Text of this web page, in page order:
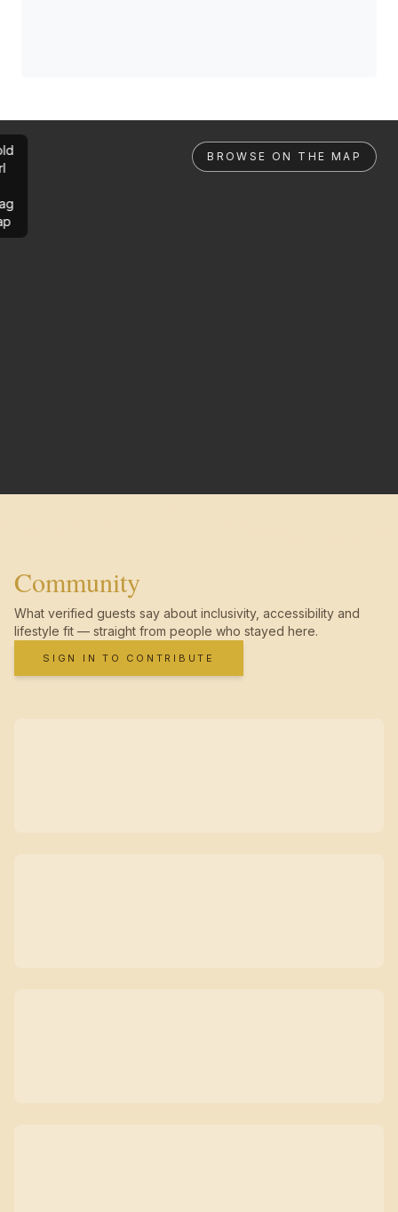
BROWSE ON THE MAP
Community
What verified guests say about inclusivity, accessibility and
lifestyle fit — straight from people who stayed here.
SIGN IN TO CONTRIBUTE